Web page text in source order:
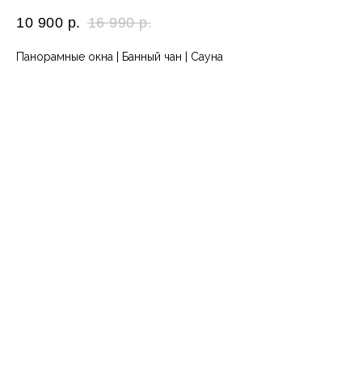
10 900 р. 16 990 р.
Панорамные окна | Банный чан | Сауна